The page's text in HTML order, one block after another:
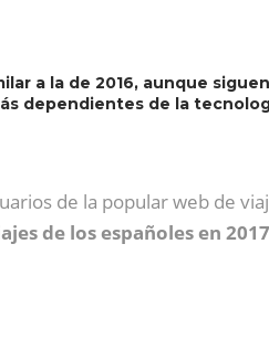
a la de 2016, aunque
dependientes de la
de la popular web de
de los españoles en